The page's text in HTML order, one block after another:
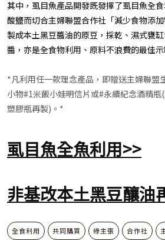
其中，虱目魚產品開發既發揮了虱目魚全
酸鹽而切合主婦聯盟合作社「減少食物添
製成本土黑豆醬油的原豆，採乾、濕式甕
醬，亦是全食物利用、原料不浪費的最佳示
*凡利用任一款理念產品，即贈送主婦聯盟
小物#1米飯小娃明信片或#永續紀念酒精
塑膠瓶再製)。*
虱目魚全魚利用>>
非基改本土黑豆釀油
全食利用 共同購買 綠主張 合作社